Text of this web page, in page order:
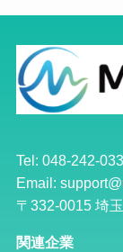
Tel: 048-242-
Email:
〒332-0015 埼
関連企業